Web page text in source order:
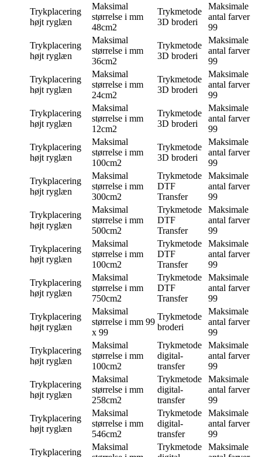
Trykplacering
højt ryglæn
Maksimal
størrelse i mm
48cm2
Trykmetode
3D broderi
Maksimale
antal farver
99
Trykplacering
højt ryglæn
Maksimal
størrelse i mm
36cm2
Trykmetode
3D broderi
Maksimale
antal farver
99
Trykplacering
højt ryglæn
Maksimal
størrelse i mm
24cm2
Trykmetode
3D broderi
Maksimale
antal farver
99
Trykplacering
højt ryglæn
Maksimal
størrelse i mm
12cm2
Trykmetode
3D broderi
Maksimale
antal farver
99
Trykplacering
højt ryglæn
Maksimal
størrelse i mm
100cm2
Trykmetode
3D broderi
Maksimale
antal farver
99
Trykplacering
højt ryglæn
Maksimal
størrelse i mm
300cm2
Trykmetode
DTF
Transfer
Maksimale
antal farver
99
Trykplacering
højt ryglæn
Maksimal
størrelse i mm
500cm2
Trykmetode
DTF
Transfer
Maksimale
antal farver
99
Trykplacering
højt ryglæn
Maksimal
størrelse i mm
100cm2
Trykmetode
DTF
Transfer
Maksimale
antal farver
99
Trykplacering
højt ryglæn
Maksimal
størrelse i mm
750cm2
Trykmetode
DTF
Transfer
Maksimale
antal farver
99
Trykplacering
højt ryglæn
Maksimal
størrelse i mm 99
x 99
Trykmetode
broderi
Maksimale
antal farver
99
Trykplacering
højt ryglæn
Maksimal
størrelse i mm
100cm2
Trykmetode
digital-
transfer
Maksimale
antal farver
99
Trykplacering
højt ryglæn
Maksimal
størrelse i mm
258cm2
Trykmetode
digital-
transfer
Maksimale
antal farver
99
Trykplacering
højt ryglæn
Maksimal
størrelse i mm
546cm2
Trykmetode
digital-
transfer
Maksimale
antal farver
99
Trykplacering
Maksimal
Trykmetode
Maksimale